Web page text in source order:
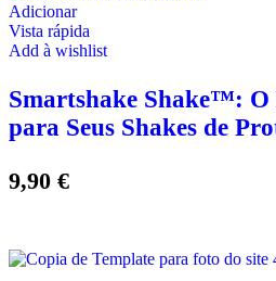
Adicionar
Vista rápida
Add à wishlist
Smartshake Shake™: O
para Seus Shakes de
9,90 €